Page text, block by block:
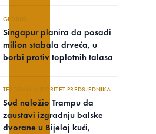
GLOBUS
Singapur planira da posadi
milion stabala drveća, u
borbi protiv toplotnih talasa
TESTIRAN AUTORITET PREDSJEDNIKA
Sud naložio Trampu da
zaustavi izgradnju balske
dvorane u Bijeloj kući,